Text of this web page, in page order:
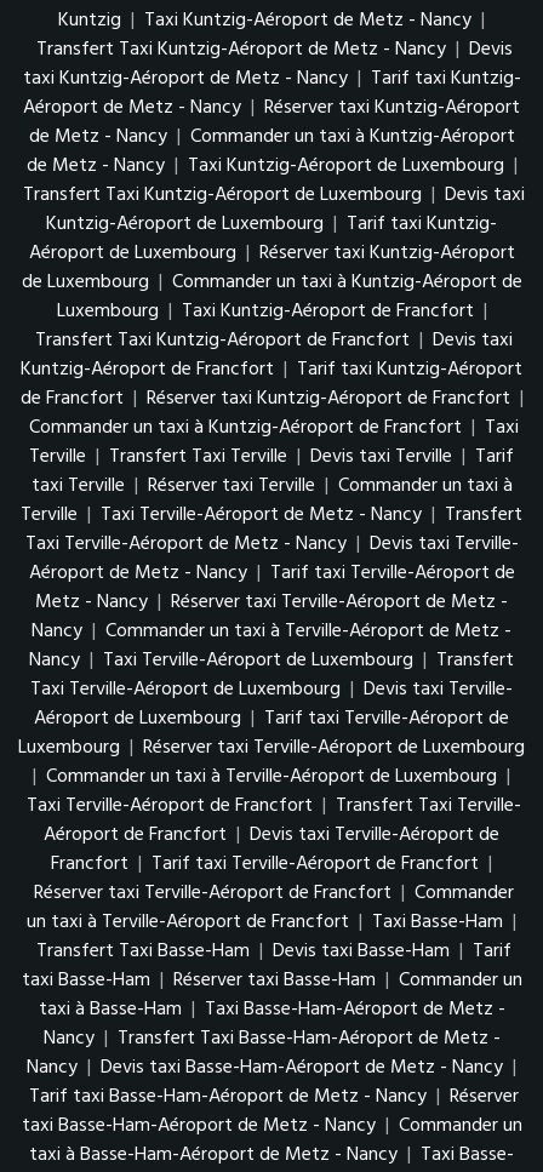
Kuntzig | Taxi Kuntzig-Aéroport de Metz - Nancy |
Transfert Taxi Kuntzig-Aéroport de Metz - Nancy | Devis
taxi Kuntzig-Aéroport de Metz - Nancy | Tarif taxi Kuntzig-
Aéroport de Metz - Nancy | Réserver taxi Kuntzig-Aéroport
de Metz - Nancy | Commander un taxi à Kuntzig-Aéroport
de Metz - Nancy | Taxi Kuntzig-Aéroport de Luxembourg |
Transfert Taxi Kuntzig-Aéroport de Luxembourg | Devis taxi
Kuntzig-Aéroport de Luxembourg | Tarif taxi Kuntzig-
Aéroport de Luxembourg | Réserver taxi Kuntzig-Aéroport
de Luxembourg | Commander un taxi à Kuntzig-Aéroport de
Luxembourg | Taxi Kuntzig-Aéroport de Francfort |
Transfert Taxi Kuntzig-Aéroport de Francfort | Devis taxi
Kuntzig-Aéroport de Francfort | Tarif taxi Kuntzig-Aéroport
de Francfort | Réserver taxi Kuntzig-Aéroport de Francfort |
Commander un taxi à Kuntzig-Aéroport de Francfort | Taxi
Terville | Transfert Taxi Terville | Devis taxi Terville | Tarif
taxi Terville | Réserver taxi Terville | Commander un taxi à
Terville | Taxi Terville-Aéroport de Metz - Nancy | Transfert
Taxi Terville-Aéroport de Metz - Nancy | Devis taxi Terville-
Aéroport de Metz - Nancy | Tarif taxi Terville-Aéroport de
Metz - Nancy | Réserver taxi Terville-Aéroport de Metz -
Nancy | Commander un taxi à Terville-Aéroport de Metz -
Nancy | Taxi Terville-Aéroport de Luxembourg | Transfert
Taxi Terville-Aéroport de Luxembourg | Devis taxi Terville-
Aéroport de Luxembourg | Tarif taxi Terville-Aéroport de
Luxembourg | Réserver taxi Terville-Aéroport de Luxembourg
| Commander un taxi à Terville-Aéroport de Luxembourg |
Taxi Terville-Aéroport de Francfort | Transfert Taxi Terville-
Aéroport de Francfort | Devis taxi Terville-Aéroport de
Francfort | Tarif taxi Terville-Aéroport de Francfort |
Réserver taxi Terville-Aéroport de Francfort | Commander
un taxi à Terville-Aéroport de Francfort | Taxi Basse-Ham |
Transfert Taxi Basse-Ham | Devis taxi Basse-Ham | Tarif
taxi Basse-Ham | Réserver taxi Basse-Ham | Commander un
taxi à Basse-Ham | Taxi Basse-Ham-Aéroport de Metz -
Nancy | Transfert Taxi Basse-Ham-Aéroport de Metz -
Nancy | Devis taxi Basse-Ham-Aéroport de Metz - Nancy |
Tarif taxi Basse-Ham-Aéroport de Metz - Nancy | Réserver
taxi Basse-Ham-Aéroport de Metz - Nancy | Commander un
taxi à Basse-Ham-Aéroport de Metz - Nancy | Taxi Basse-